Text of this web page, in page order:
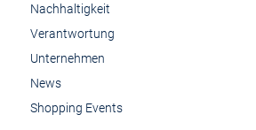
Nachhaltigkeit
Verantwortung
Unternehmen
News
Shopping Events